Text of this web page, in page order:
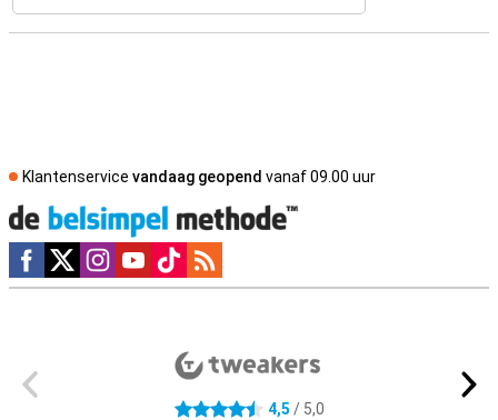
Klantenservice vandaag geopend vanaf 09.00 uur
Social media
4.5 sterren 4,5 / 5,0